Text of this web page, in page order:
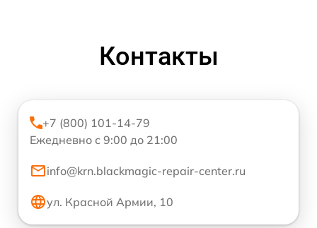
Контакты
+7 (800) 101-14-79
Ежедневно с 9:00 до 21:00
info@krn.blackmagic-repair-center.ru
ул. Красной Армии, 10